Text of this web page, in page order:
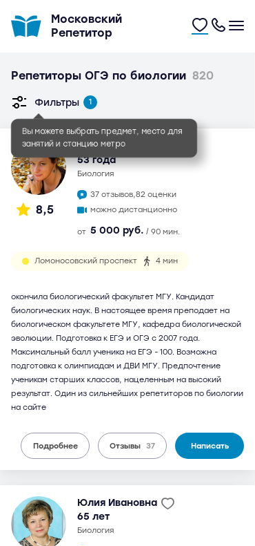
Московский
Репетитор
Репетиторы ОГЭ по биологии 820
Фильтры 1
8,5
Елена Алексеевна
53 года
биология
37 отзывов,82 оценки
можно дистанционно
от 5 000 руб. / 90 мин.
Ломоносовский проспект 4 мин
окончила биологический факультет МГУ. Кандидат
биологических наук. В настоящее время преподает на
биологическом факультете МГУ, кафедра биологической
эволюции. Подготовка к ЕГЭ и ОГЭ с 2007 года.
Максимальный балл ученика на ЕГЭ - 100. Возможна
подготовка к олимпиадам и ДВИ МГУ. Предпочтение
ученикам старших классов, нацеленным на высокий
результат. Один из сильнейших репетиторов по биологии
на сайте
Подробнее Отзывы 37 Написать
Юлия Ивановна
65 лет
биология